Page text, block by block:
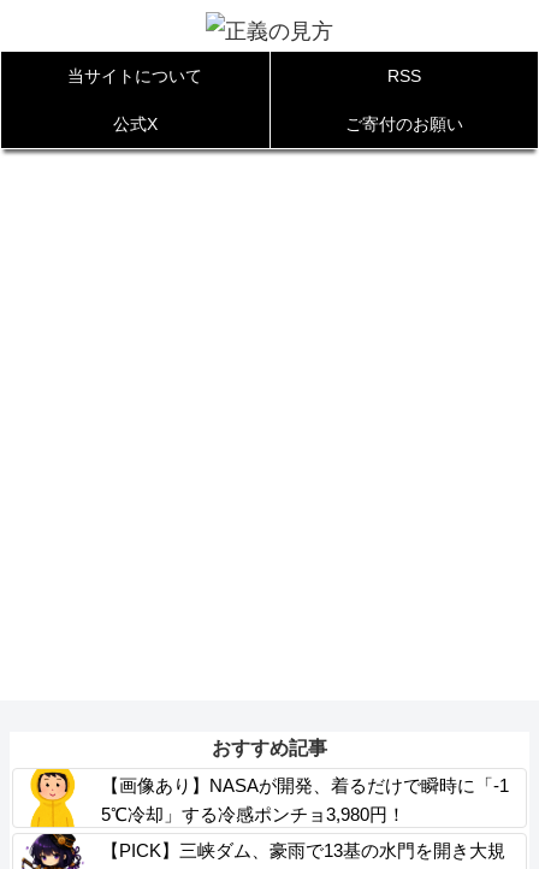
当サイトについて RSS
公式X ご寄付のお願い
おすすめ記事
【画像あり】NASAが開発、着るだけで瞬時に「-1
5℃冷却」する冷感ポンチョ3,980円！
【PICK】三峡ダム、豪雨で13基の水門を開き大規